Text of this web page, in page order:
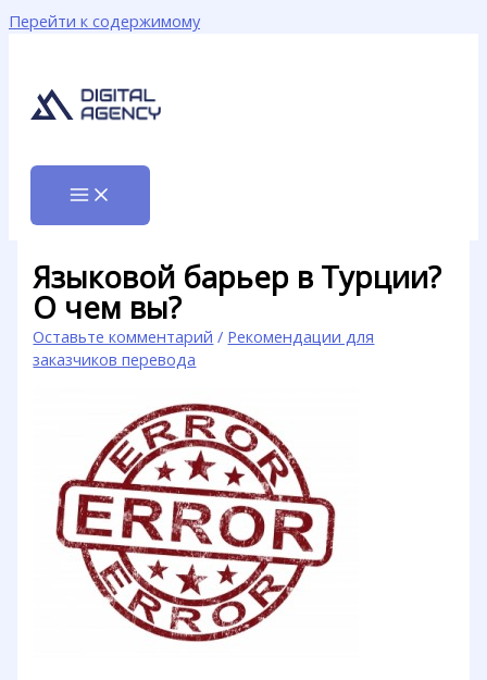
Перейти к содержимому
Языковой барьер в Турции?
О чем вы?
Оставьте комментарий / Рекомендации для
заказчиков перевода